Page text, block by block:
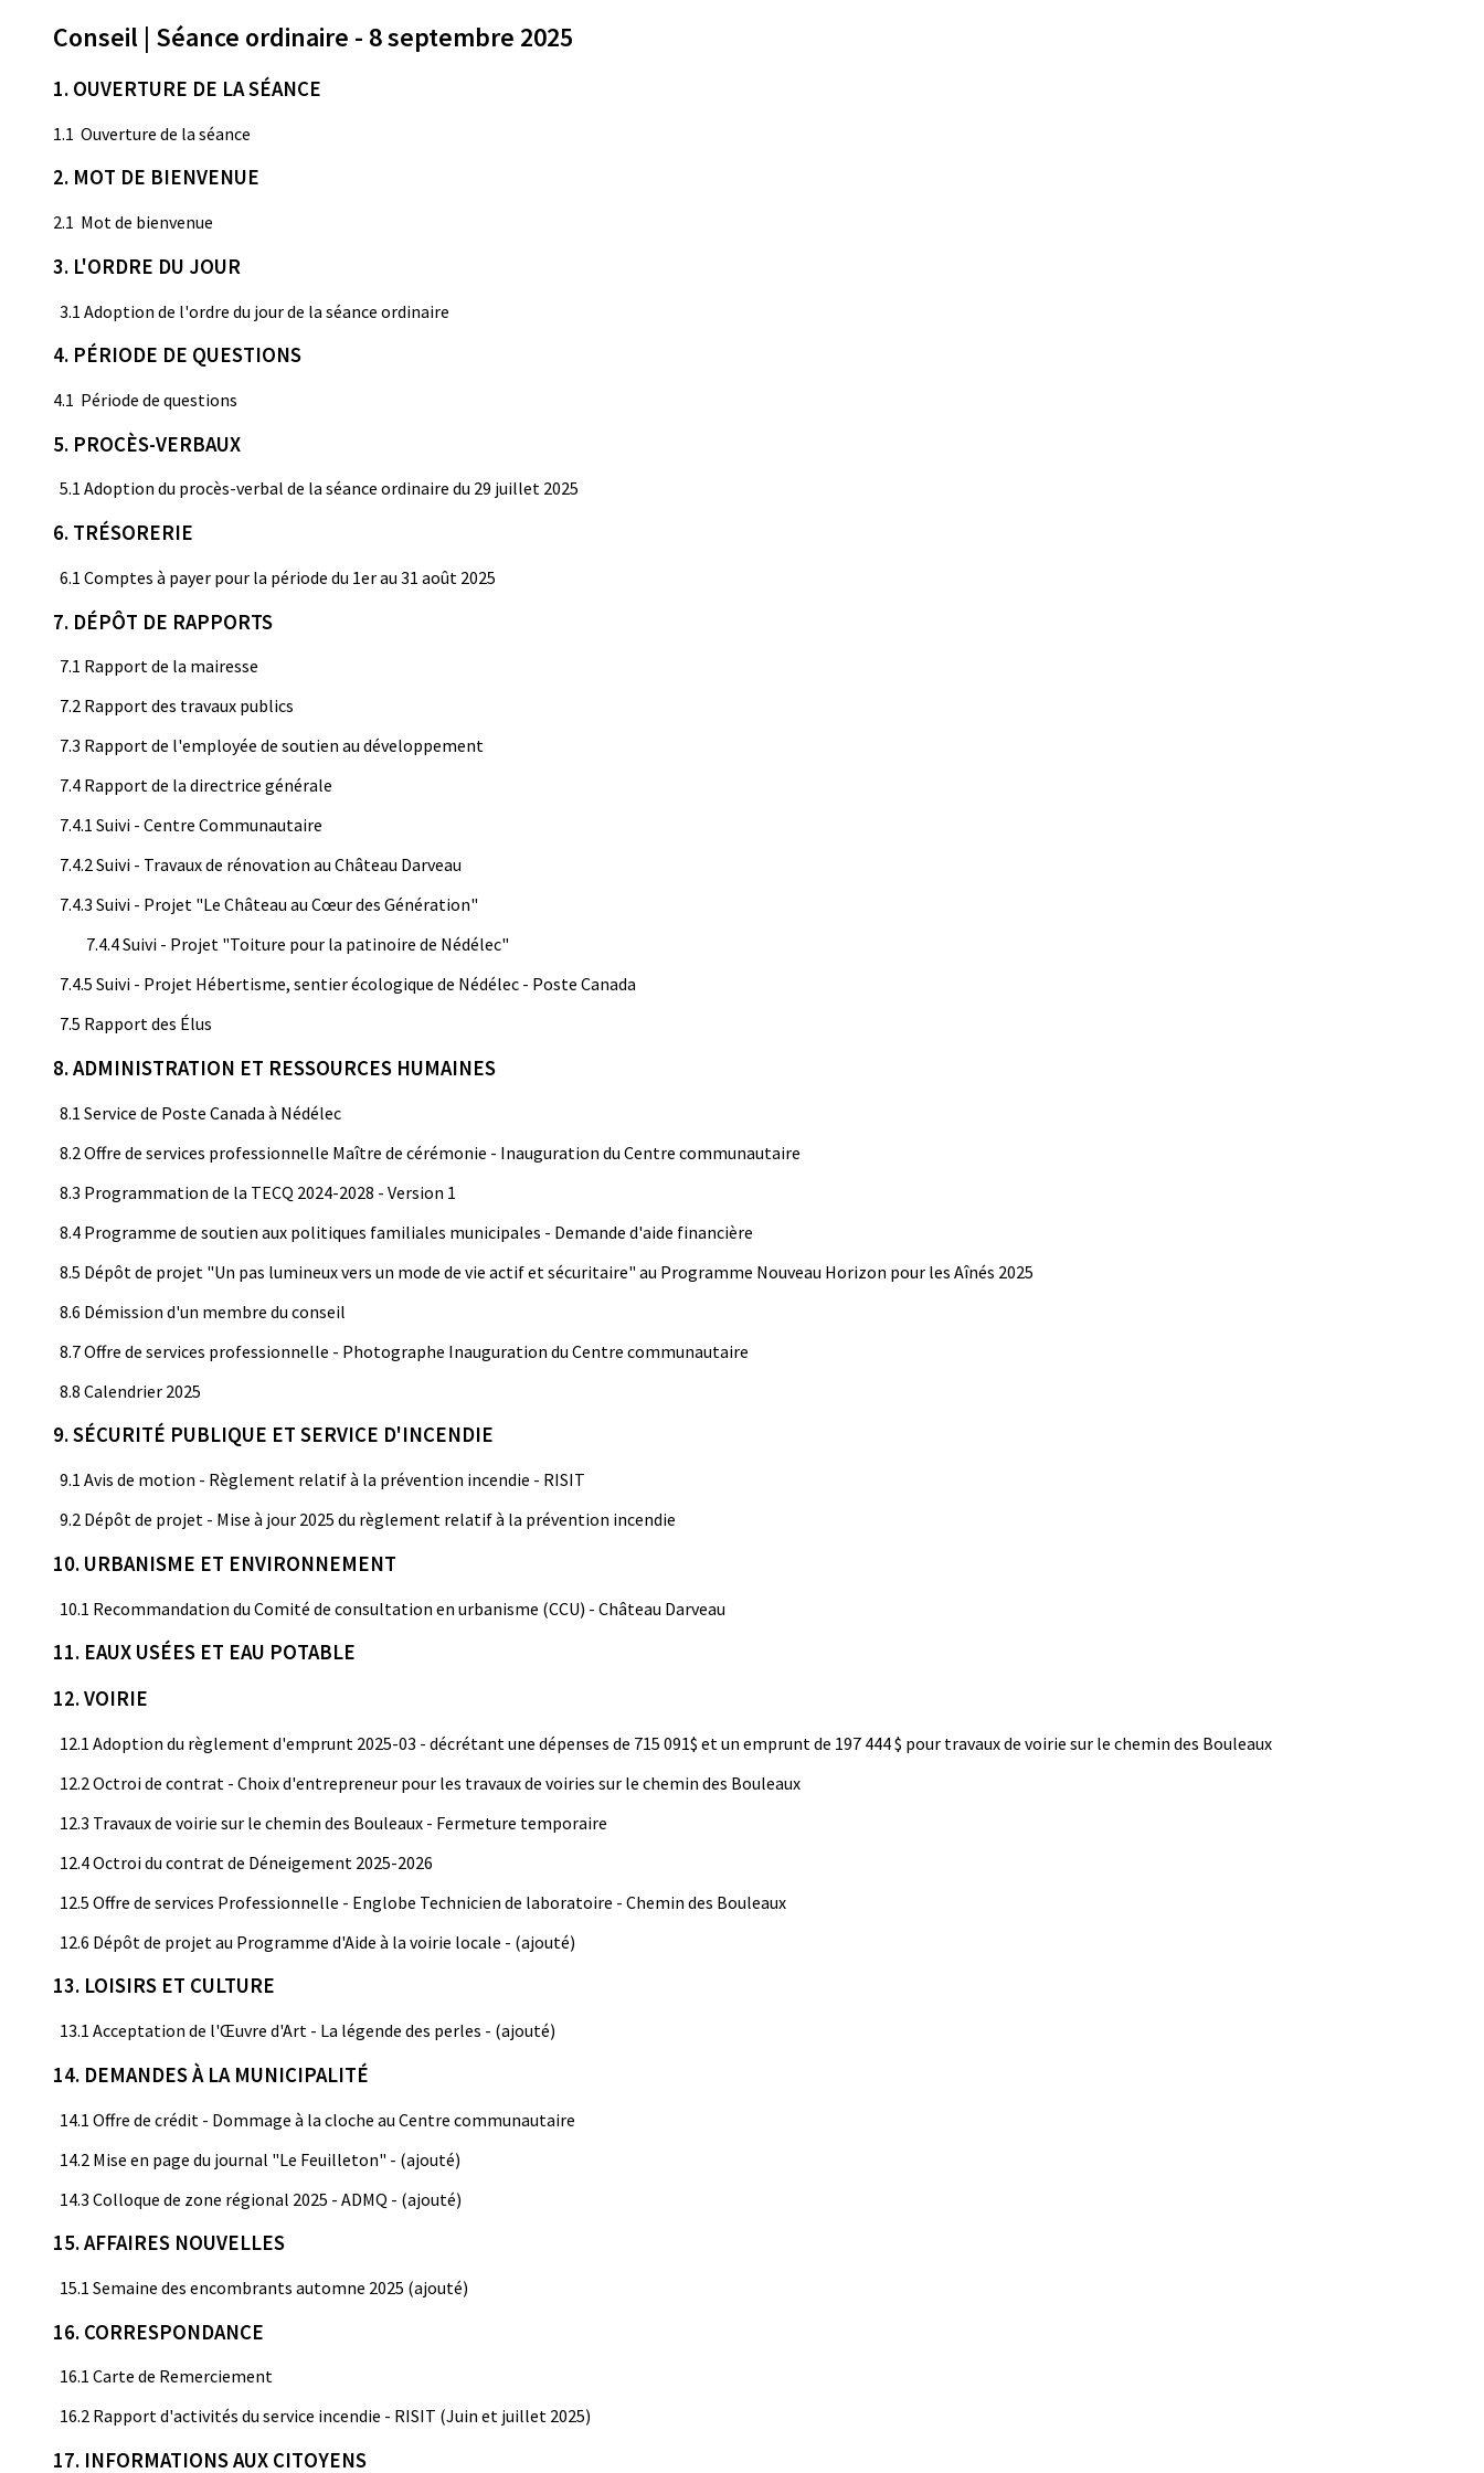
Conseil | Séance ordinaire - 8 septembre 2025
1. OUVERTURE DE LA SÉANCE
1.1 Ouverture de la séance
2. MOT DE BIENVENUE
2.1 Mot de bienvenue
3. L'ORDRE DU JOUR
3.1 Adoption de l'ordre du jour de la séance ordinaire
4. PÉRIODE DE QUESTIONS
4.1 Période de questions
5. PROCÈS-VERBAUX
5.1 Adoption du procès-verbal de la séance ordinaire du 29 juillet 2025
6. TRÉSORERIE
6.1 Comptes à payer pour la période du 1er au 31 août 2025
7. DÉPÔT DE RAPPORTS
7.1 Rapport de la mairesse
7.2 Rapport des travaux publics
7.3 Rapport de l'employée de soutien au développement
7.4 Rapport de la directrice générale
7.4.1 Suivi - Centre Communautaire
7.4.2 Suivi - Travaux de rénovation au Château Darveau
7.4.3 Suivi - Projet "Le Château au Cœur des Génération"
7.4.4 Suivi - Projet "Toiture pour la patinoire de Nédélec"
7.4.5 Suivi - Projet Hébertisme, sentier écologique de Nédélec - Poste Canada
7.5 Rapport des Élus
8. ADMINISTRATION ET RESSOURCES HUMAINES
8.1 Service de Poste Canada à Nédélec
8.2 Offre de services professionnelle Maître de cérémonie - Inauguration du Centre communautaire
8.3 Programmation de la TECQ 2024-2028 - Version 1
8.4 Programme de soutien aux politiques familiales municipales - Demande d'aide financière
8.5 Dépôt de projet "Un pas lumineux vers un mode de vie actif et sécuritaire" au Programme Nouveau Horizon pour les Aînés 2025
8.6 Démission d'un membre du conseil
8.7 Offre de services professionnelle - Photographe Inauguration du Centre communautaire
8.8 Calendrier 2025
9. SÉCURITÉ PUBLIQUE ET SERVICE D'INCENDIE
9.1 Avis de motion - Règlement relatif à la prévention incendie - RISIT
9.2 Dépôt de projet - Mise à jour 2025 du règlement relatif à la prévention incendie
10. URBANISME ET ENVIRONNEMENT
10.1 Recommandation du Comité de consultation en urbanisme (CCU) - Château Darveau
11. EAUX USÉES ET EAU POTABLE
12. VOIRIE
12.1 Adoption du règlement d'emprunt 2025-03 - décrétant une dépenses de 715 091$ et un emprunt de 197 444 $ pour travaux de voirie sur le chemin des Bouleaux
12.2 Octroi de contrat - Choix d'entrepreneur pour les travaux de voiries sur le chemin des Bouleaux
12.3 Travaux de voirie sur le chemin des Bouleaux - Fermeture temporaire
12.4 Octroi du contrat de Déneigement 2025-2026
12.5 Offre de services Professionnelle - Englobe Technicien de laboratoire - Chemin des Bouleaux
12.6 Dépôt de projet au Programme d'Aide à la voirie locale - (ajouté)
13. LOISIRS ET CULTURE
13.1 Acceptation de l'Œuvre d'Art - La légende des perles - (ajouté)
14. DEMANDES À LA MUNICIPALITÉ
14.1 Offre de crédit - Dommage à la cloche au Centre communautaire
14.2 Mise en page du journal "Le Feuilleton" - (ajouté)
14.3 Colloque de zone régional 2025 - ADMQ - (ajouté)
15. AFFAIRES NOUVELLES
15.1 Semaine des encombrants automne 2025 (ajouté)
16. CORRESPONDANCE
16.1 Carte de Remerciement
16.2 Rapport d'activités du service incendie - RISIT (Juin et juillet 2025)
17. INFORMATIONS AUX CITOYENS